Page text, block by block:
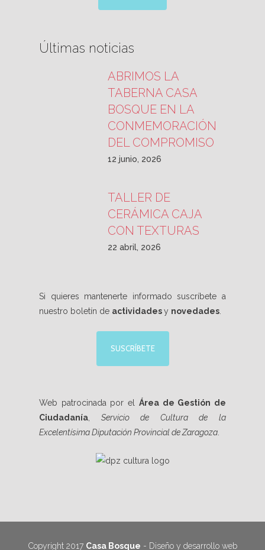
Últimas noticias
ABRIMOS LA
TABERNA CASA
BOSQUE EN LA
CONMEMORACIÓN
DEL COMPROMISO
12 junio, 2026
TALLER DE
CERÁMICA CAJA
CON TEXTURAS
22 abril, 2026
Si quieres mantenerte informado suscríbete a
nuestro boletín de actividadesy novedades
SUSCRÍBETE
Web patrocinada por el Área de Gestión de
Ciudadanía
Servicio de Cultura de la
Excelentísima Diputación Provincial de Zaragoza
Copyright 2017 Casa Bosque - Diseño y desarrollo web